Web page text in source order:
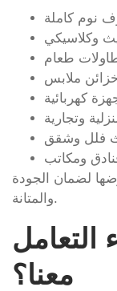
لضمان الجودة
والمتانة.
التعامل
معنا؟